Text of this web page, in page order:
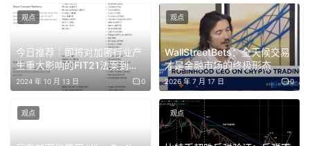
不动武也不加税了，特朗普一出“格陵兰TACO”救了美股
美股大幅反弹，特朗普就格陵兰危机改口安抚市场，中概股
表现强劲。地缘风险缓和，但黄金涨势难改，市场关注后续
变化。
当华尔街还在争论，数字人民币先给用户“分钱”了
数字人民币告别M0成为M1，支持持币生息，银行可自主开
今日推荐｜即将对加密行业产
生重大影响的FIT21法案到底
是什么？
2024 年 10 月 13 日 0
观点
WallStreetBets：全天候交易
才是金融市场的终极形态
2026 年 7 月 17 日 0
观点
观点 观点